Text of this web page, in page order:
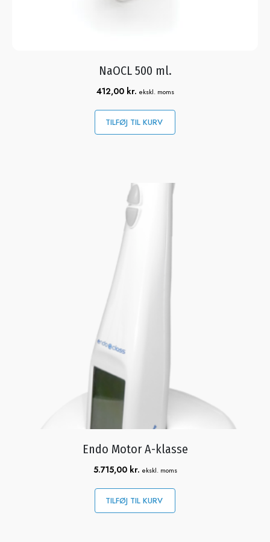
NaOCL 500 ml.
412,00 kr. ekskl. moms
TILFØJ TIL KURV
Endo Motor A-klasse
5.715,00 kr. ekskl. moms
TILFØJ TIL KURV